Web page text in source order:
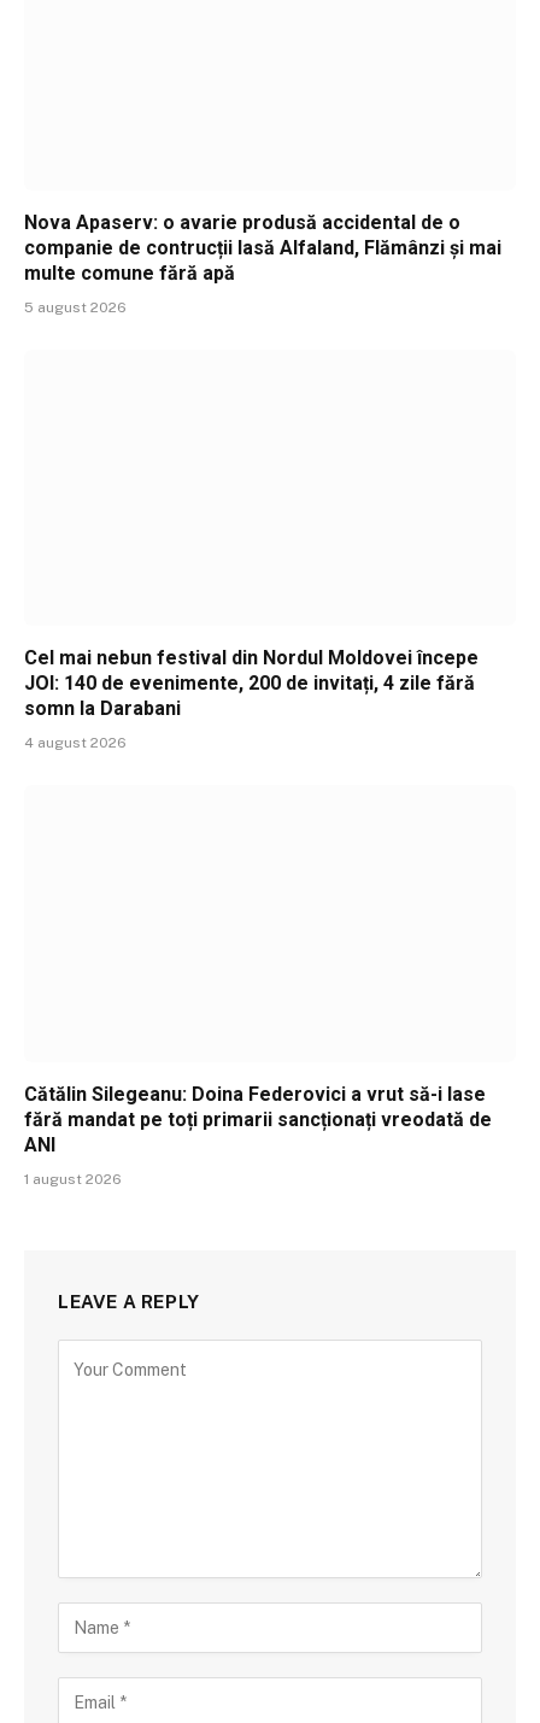
Nova Apaserv: o avarie produsă accidental de o
companie de contrucții lasă Alfaland, Flămânzi și mai
multe comune fără apă
5 august 2026
Cel mai nebun festival din Nordul Moldovei începe
JOI: 140 de evenimente, 200 de invitați, 4 zile fără
somn la Darabani
4 august 2026
Cătălin Silegeanu: Doina Federovici a vrut să-i lase
fără mandat pe toți primarii sancționați vreodată de
ANI
1 august 2026
LEAVE A REPLY